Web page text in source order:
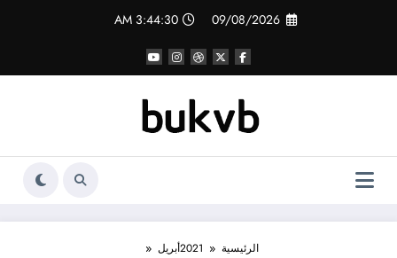
09/08/2026
3:44:31 AM
الرئيسية 2021أبريل